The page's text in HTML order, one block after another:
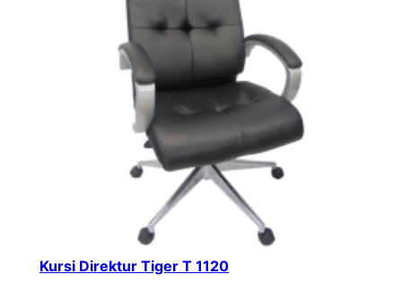
Kursi Direktur Tiger T 1120